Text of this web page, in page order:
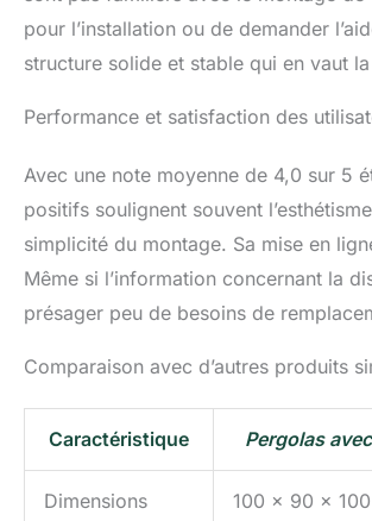
pour l’installation ou de demander
structure solide et stable qui en vaut
Performance et satisfaction des
Avec une note moyenne de 4,0 sur 5
positifs soulignent souvent
simplicité du montage. Sa mise en
Même si l’information concernant la
présager peu de besoins de
Comparaison avec d’autres produits
Caractéristique Pergolas
Dimensions 100 x 90 x